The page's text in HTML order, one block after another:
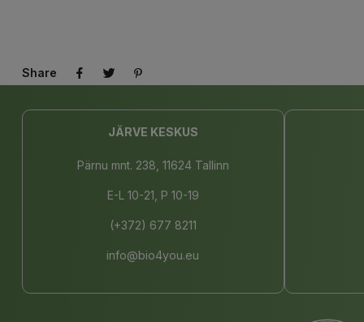
Share
JÄRVE KESKUS
Pärnu mnt. 238, 11624 Tallinn
E-L 10-21, P 10-19
(+372) 677 8211
info@bio4you.eu